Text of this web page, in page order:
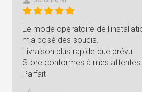
Le mode opératoire de
m'a posé des soucis.
Livraison plus rapide que prévu.
Store conformes à mes attentes.
Parfait